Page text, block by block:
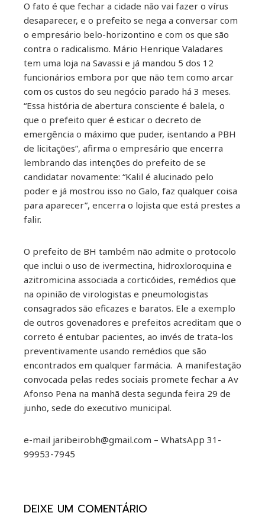
O fato é que fechar a cidade não vai fazer o vírus
desaparecer, e o prefeito se nega a conversar com
o empresário belo-horizontino e com os que são
contra o radicalismo. Mário Henrique Valadares
tem uma loja na Savassi e já mandou 5 dos 12
funcionários embora por que não tem como arcar
com os custos do seu negócio parado há 3 meses.
“Essa história de abertura consciente é balela, o
que o prefeito quer é esticar o decreto de
emergência o máximo que puder, isentando a PBH
de licitações”, afirma o empresário que encerra
lembrando das intenções do prefeito de se
candidatar novamente: “Kalil é alucinado pelo
poder e já mostrou isso no Galo, faz qualquer coisa
para aparecer”, encerra o lojista que está prestes a
falir.
O prefeito de BH também não admite o protocolo
que inclui o uso de ivermectina, hidroxloroquina e
azitromicina associada a corticóides, remédios que
na opinião de virologistas e pneumologistas
consagrados são eficazes e baratos. Ele a exemplo
de outros govenadores e prefeitos acreditam que o
correto é entubar pacientes, ao invés de trata-los
preventivamente usando remédios que são
encontrados em qualquer farmácia. A manifestação
convocada pelas redes sociais promete fechar a Av
Afonso Pena na manhã desta segunda feira 29 de
junho, sede do executivo municipal.
e-mail jaribeirobh@gmail.com – WhatsApp 31-
99953-7945
DEIXE UM COMENTÁRIO